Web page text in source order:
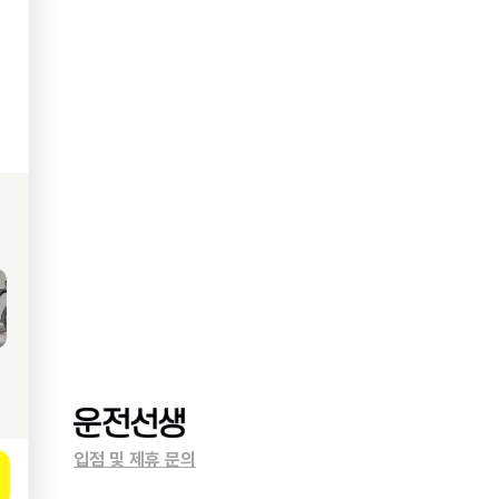
입점 및 제휴 문의